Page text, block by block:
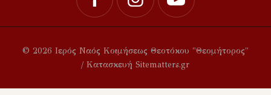
© 2026 Ιερός Ναός Κοιμήσεως Θεοτόκου "Θεομήτορος"
/ Κατασκευή Sitematters.gr